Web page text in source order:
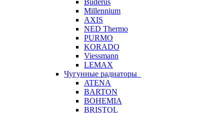
Buderus
Millennium
AXIS
NED Thermo
PURMO
KORADO
Viessmann
LEMAX
Чугунные радиаторы
ATENA
BARTON
BOHEMIA
BRISTOL